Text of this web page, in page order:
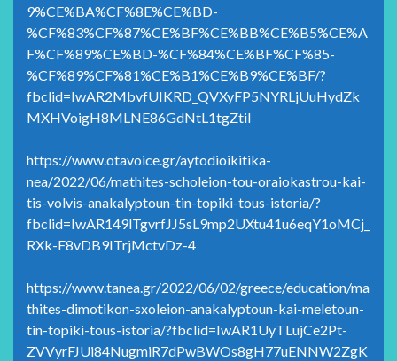
9%CE%BA%CF%8E%CE%BD-
%CF%83%CF%87%CE%BF%CE%BB%CE%B5%CE%A
F%CF%89%CE%BD-%CF%84%CE%BF%CF%85-
%CF%89%CF%81%CE%B1%CE%B9%CE%BF/?
fbclid=IwAR2MbvfUIKRD_QVXyFP5NYRLjUuHydZk
MXHVoigH8MLNE86GdNtL1tgZtiI
https://www.otavoice.gr/aytodioikitika-
nea/2022/06/mathites-scholeion-tou-oraiokastrou-kai-
tis-volvis-anakalyptoun-tin-topiki-tous-istoria/?
fbclid=IwAR149lTgvrfJJ5sL9mp2UXtu41u6eqY1oMCj_
RXk-F8vDB9ITrjMctvDz-4
https://www.tanea.gr/2022/06/02/greece/education/ma
thites-dimotikon-sxoleion-anakalyptoun-kai-meletoun-
tin-topiki-tous-istoria/?fbclid=IwAR1UyTLujCe2Pt-
ZVVyrFJUi84NugmiR7dPwBWOs8gH77uENNW2ZgK